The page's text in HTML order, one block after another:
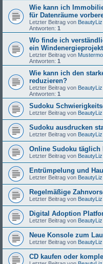
Wie kann ich
für Datenräume
Letzter Beitrag von BeautyLiz
Antworten: 1
Wo finde ich
ein
Letzter Beitrag von Mustermo
Antworten: 1
Wie kann ich den
reduzieren?
Letzter Beitrag von BeautyLiz
Antworten: 1
Sudoku
Letzter Beitrag von BeautyLiz
Sudoku ausdrucken
Letzter Beitrag von BeautyLiz
Online Sudoku täglich
Letzter Beitrag von BeautyLiz
Entrümpelung und
Letzter Beitrag von BeautyLiz
Regelmäßige
Letzter Beitrag von BeautyLiz
Digital Adoption
Letzter Beitrag von BeautyLiz
Neue Konsole zum
Letzter Beitrag von BeautyLiz
CD kaufen oder